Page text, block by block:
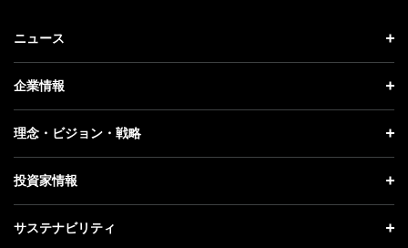
ニュース
ニュース トップ
プレスリリース
更新情報
記者説明会
企業情報
企業情報 トップ
社長メッセージ
事業紹介
理念・ビジョン・戦略
理念・ビジョン・戦略 トップ
成長戦略「Activate AI for Society」
投資家情報
投資家情報 トップ
サステナビリティ